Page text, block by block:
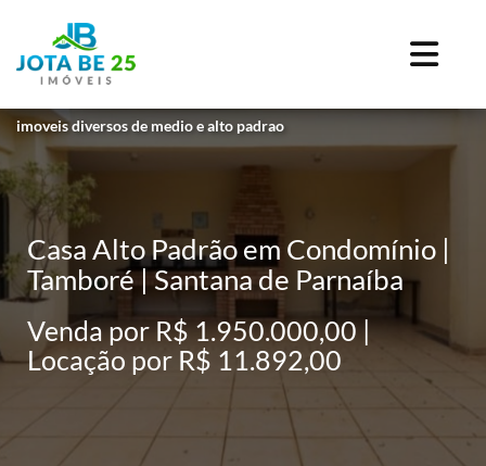
imoveis diversos de medio e alto padrao
Casa Alto Padrão em Condomínio |
Tamboré | Santana de Parnaíba
Venda por R$ 1.950.000,00 |
Locação por R$ 11.892,00